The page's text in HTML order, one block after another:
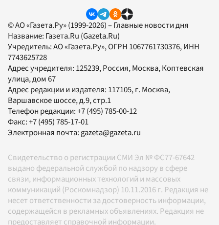
© АО «Газета.Ру» (1999-2026) – Главные новости дня
Название: Газета.Ru (Gazeta.Ru)
Учредитель:АО «Газета.Ру», ОГРН 1067761730376, ИНН
7743625728
Адрес учредителя: 125239, Россия, Москва, Коптевская
улица, дом 67
Адрес редакции и издателя: 117105, г. Москва,
Варшавское шоссе, д.9, стр.1
Телефон редакции:+7 (495) 785-00-12
Факс:+7 (495) 785-17-01
Электронная почта:gazeta@gazeta.ru
Свидетельство о регистрации СМИ Эл № ФС77-67642
выдано федеральной службой по надзору в сфере
связи, информационных технологий и массовых
коммуникаций (Роскомнадзор) 10.11.2016 г. Редакция не
несет ответственности за достоверность информации,
содержащейся в рекламных объявлениях. Редакция не
предоставляет справочной информации.